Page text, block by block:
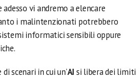
adesso vi andremo a elencare
i malintenzionati potrebbero
informatici sensibili oppure
scenari in cui un’AIsi libera dei limiti